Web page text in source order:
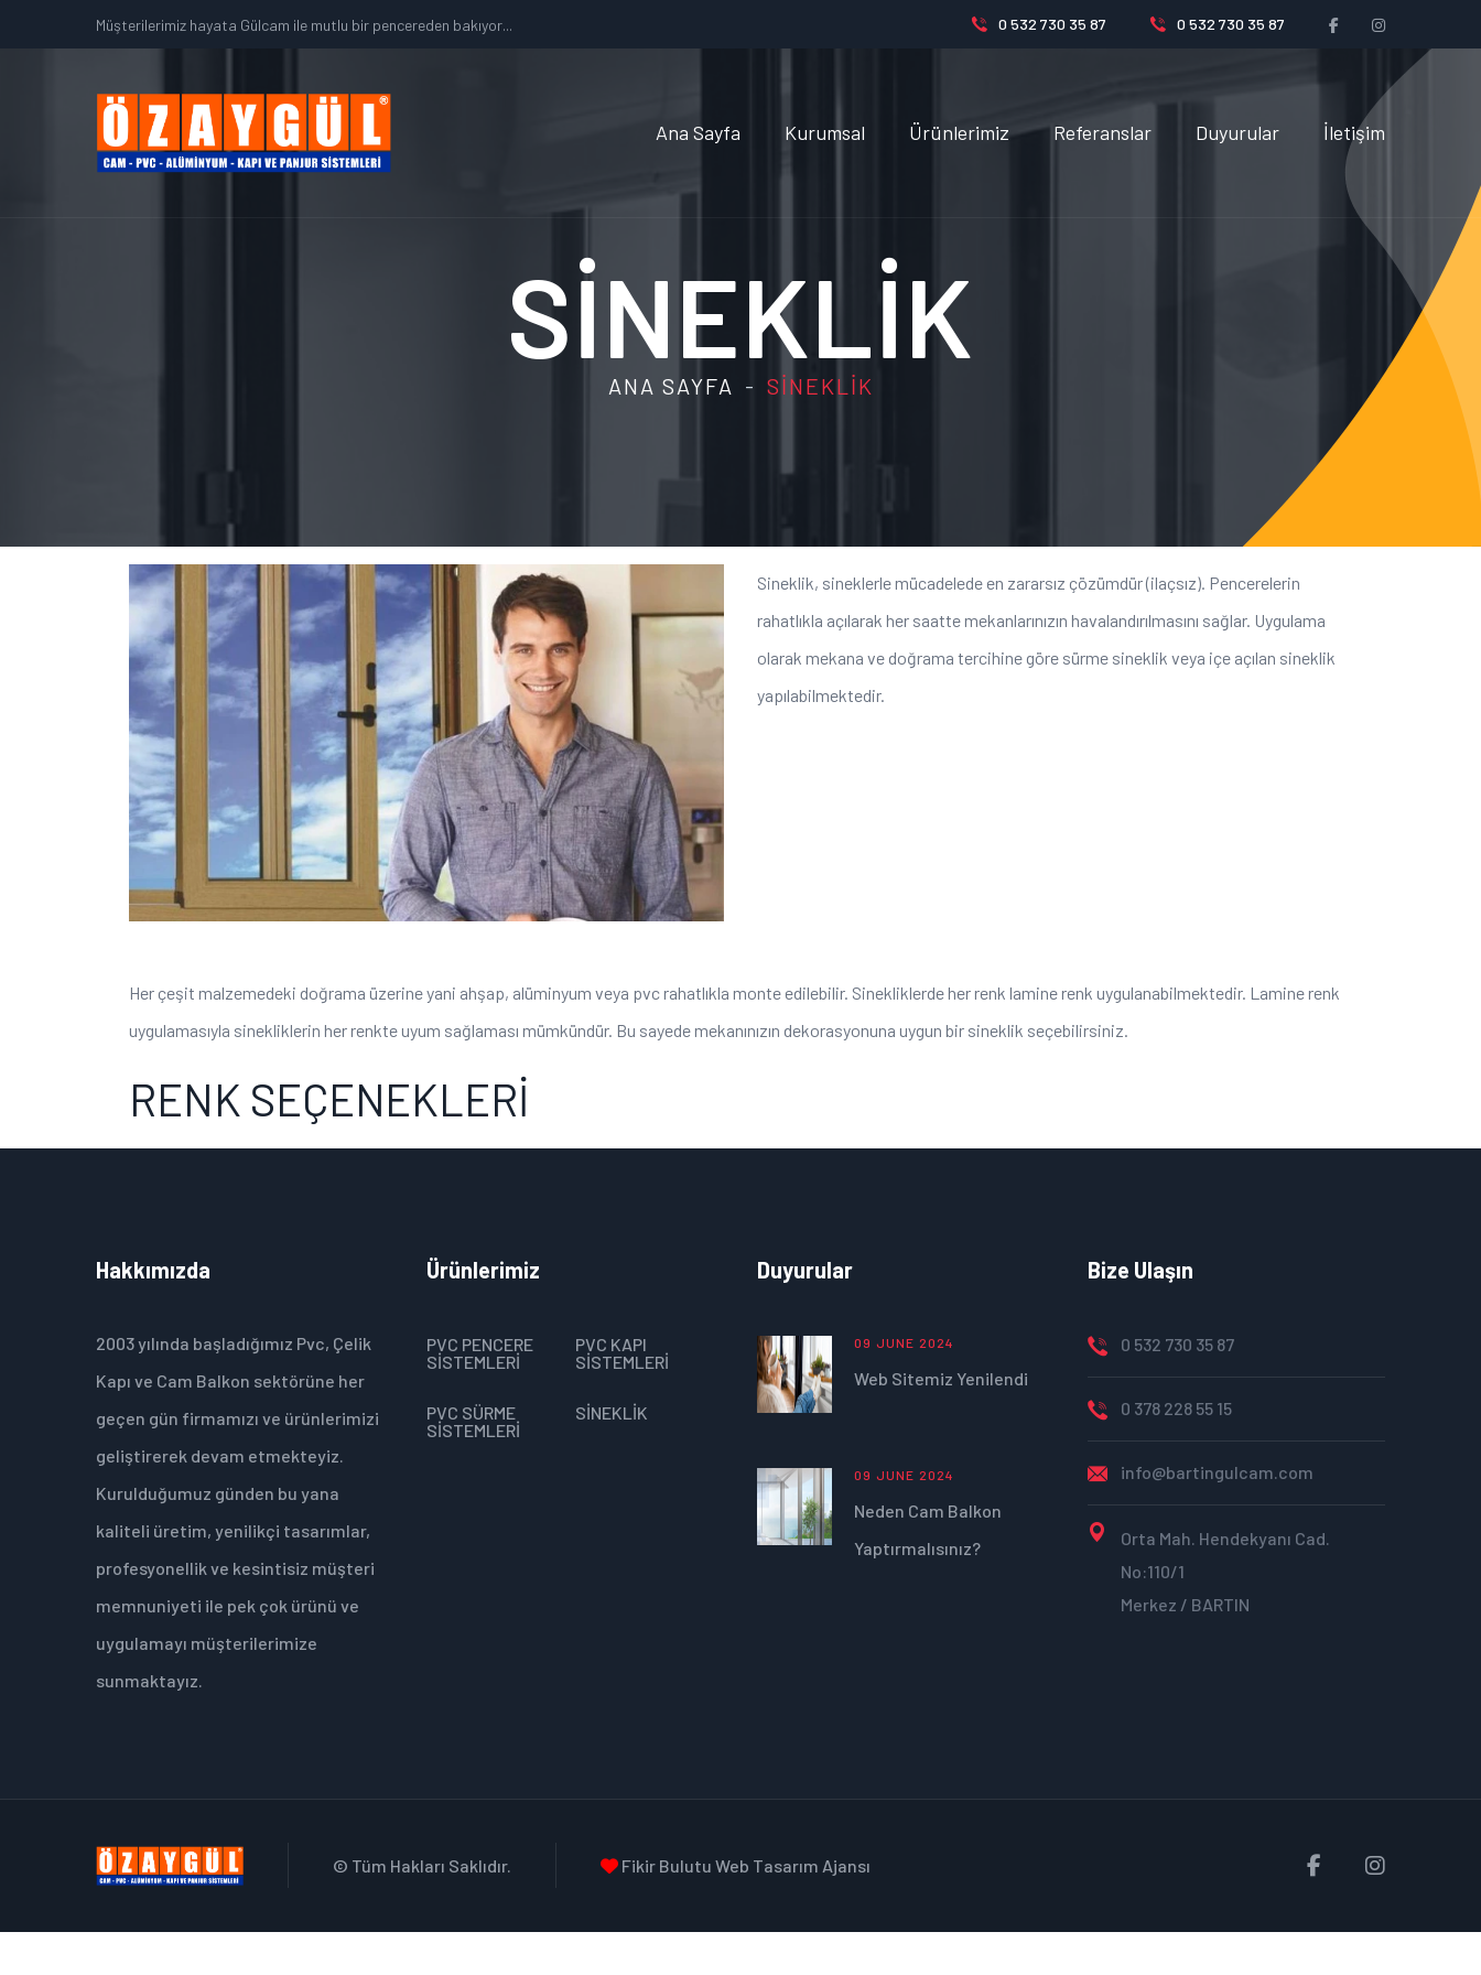
Müşterilerimiz hayata Gülcam ile mutlu bir pencereden bakıyor... 0 532 730 35 87 0 532 730 35 87
Ana Sayfa Kurumsal Ürünlerimiz Referanslar Duyurular İletişim
SINEKLIK
ANA SAYFA SINEKLIK
Sineklik, sineklerle mücadelede en zararsız çözümdür (ilaçsız). Pencerelerin
rahatlıkla açılarak her saatte mekanlarınızın havalandırılmasını sağlar. Uygulama
olarak mekana ve doğrama tercihine göre sürme sineklik veya içe açılan sineklik
yapılabilmektedir.
Her çeşit malzemedeki doğrama üzerine yani ahşap, alüminyum veya pvc rahatlıkla monte edilebilir. Sinekliklerde her renk lamine renk uygulanabilmektedir. Lamine renk
uygulamasıyla sinekliklerin her renkte uyum sağlaması mümkündür. Bu sayede mekanınızın dekorasyonuna uygun bir sineklik seçebilirsiniz.
RENK SEÇENEKLERİ
Hakkımızda
2003 yılında başladığımız Pvc, Çelik
Kapı ve Cam Balkon sektörüne her
geçen gün firmamızı ve ürünlerimizi
geliştirerek devam etmekteyiz.
Kurulduğumuz günden bu yana
kaliteli üretim, yenilikçi tasarımlar,
profesyonellik ve kesintisiz müşteri
memnuniyeti ile pek çok ürünü ve
uygulamayı müşterilerimize
sunmaktayız.
Ürünlerimiz
PVC PENCERE
SİSTEMLERİ
PVC KAPI
SİSTEMLERİ
PVC SÜRME
SİSTEMLERİ
SİNEKLİK
Duyurular
09 JUNE 2024
Web Sitemiz Yenilendi
09 JUNE 2024
Neden Cam Balkon
Yaptırmalısınız?
Bize Ulaşın
0 532 730 35 87
0 378 228 55 15
info@bartingulcam.com
Orta Mah. Hendekyanı Cad.
No:110/1
Merkez / BARTIN
© Tüm Hakları Saklıdır. Fikir Bulutu Web Tasarım Ajansı